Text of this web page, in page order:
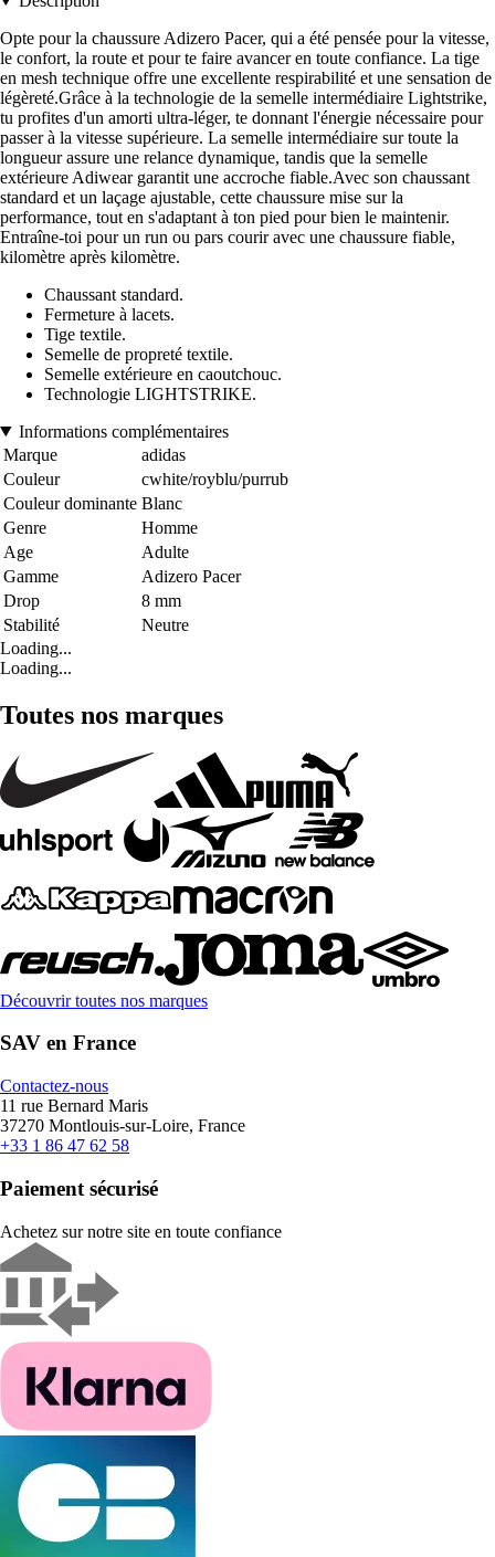
Opte pour la chaussure Adizero Pacer, qui a été pensée pour la vitesse,
le confort, la route et pour te faire avancer en toute confiance. La tige
en mesh technique offre une excellente respirabilité et une sensation de
légèreté.Grâce à la technologie de la semelle intermédiaire Lightstrike,
tu profites d'un amorti ultra-léger, te donnant l'énergie nécessaire pour
passer à la vitesse supérieure. La semelle intermédiaire sur toute la
longueur assure une relance dynamique, tandis que la semelle
extérieure Adiwear garantit une accroche fiable.Avec son chaussant
standard et un laçage ajustable, cette chaussure mise sur la
performance, tout en s'adaptant à ton pied pour bien le maintenir.
Entraîne-toi pour un run ou pars courir avec une chaussure fiable,
kilomètre après kilomètre.
Chaussant standard.
Fermeture à lacets.
Tige textile.
Semelle de propreté textile.
Semelle extérieure en caoutchouc.
Technologie LIGHTSTRIKE.
Informations complémentaires
Marque
adidas
Couleur
cwhite/royblu/purrub
Couleur dominante Blanc
Genre
Homme
Age
Adulte
Gamme
Adizero Pacer
Drop
8 mm
Stabilité
Neutre
Loading...
Loading...
Toutes nos marques
Découvrir toutes nos marques
SAV en France
Contactez-nous
11 rue Bernard Maris
37270 Montlouis-sur-Loire, France
+33 1 86 47 62 58
Paiement sécurisé
Achetez sur notre site en toute confiance